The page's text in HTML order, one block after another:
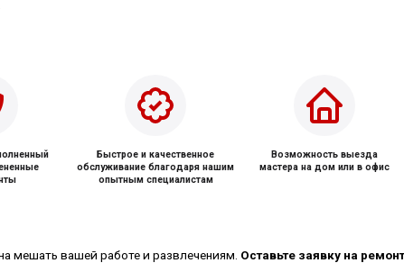
Быстрое и качественное
обслуживание благодаря нашим
опытным специалистам
Возможность выезда
мастера на дом или в офис
мешать вашей работе и развлечениям. Оставьте заявку на ремонт